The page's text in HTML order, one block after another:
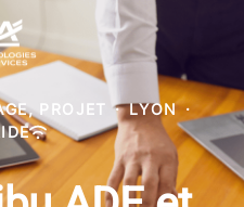
PROJET · LYON ·